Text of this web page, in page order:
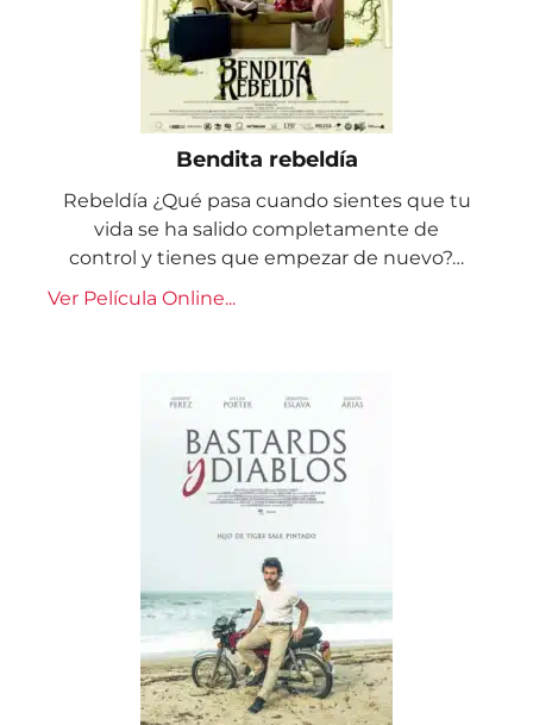
Bendita rebeldía
Rebeldía ¿Qué pasa cuando sientes que tu
vida se ha salido completamente de
control y tienes que empezar de nuevo?…
Ver Película Online...